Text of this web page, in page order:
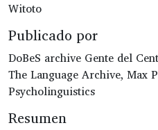
Witoto
Publicado por
DoBeS archive Gente del
The Language Archive, Max
Psycholinguistics
Resumen